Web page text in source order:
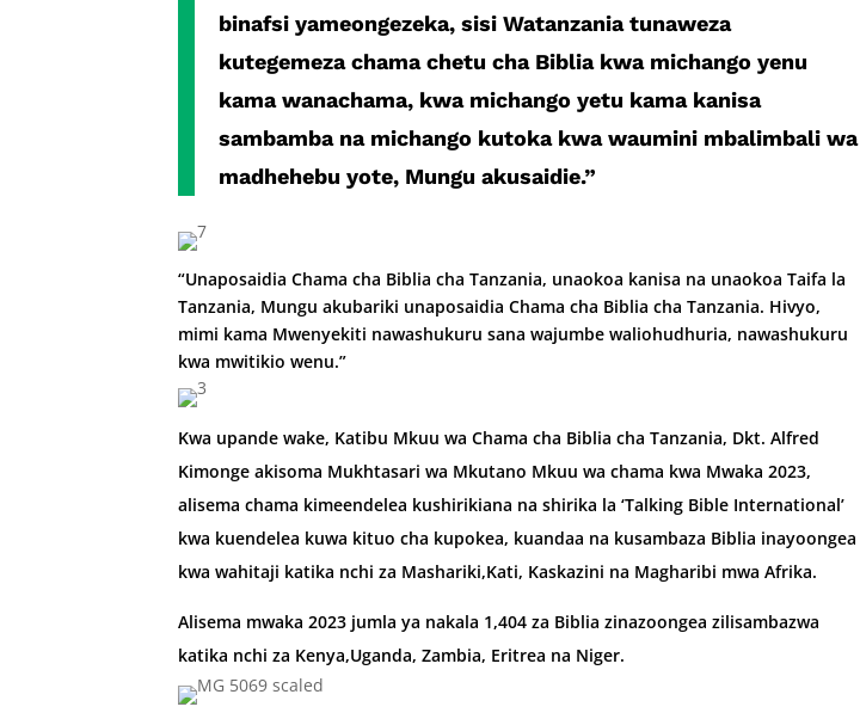
binafsi yameongezeka, sisi Watan­zania tunaweza
kutegemeza chama chetu cha Biblia kwa michango yenu
kama wanachama, kwa michango yetu kama kanisa
sambamba na michango kutoka kwa waumini mbalimbali wa
madhehebu yote, Mungu akusaidie.”
“Unaposaidia Chama cha Biblia cha Tanzania, unaokoa kanisa na unaokoa Taifa la
Tanzania, Mun­gu akubariki unaposaidia Chama cha Biblia cha Tanzania. Hivyo,
mimi kama Mwenyekiti nawashukuru sana wajumbe waliohudhuria, na­washukuru
kwa mwitikio wenu.”
Kwa upande wake, Katibu Mkuu wa Chama cha Biblia cha Tanzania, Dkt. Alfred
Kimonge akisoma Mukhtasari wa Mkutano Mkuu wa chama kwa Mwaka 2023,
alisema chama kimeendelea kushirikiana na shirika la ‘Talking Bible Internation­al’
kwa kuendelea kuwa kituo cha kupokea, kuandaa na kusambaza Biblia inayoongea
kwa wahitaji ka­tika nchi za Mashariki,Kati, Kaska­zini na Magharibi mwa Afrika.
Alisema mwaka 2023 jumla ya nakala 1,404 za Biblia zinazoon­gea zilisambazwa
katika nchi za Kenya,Uganda, Zambia, Eritrea na Niger.